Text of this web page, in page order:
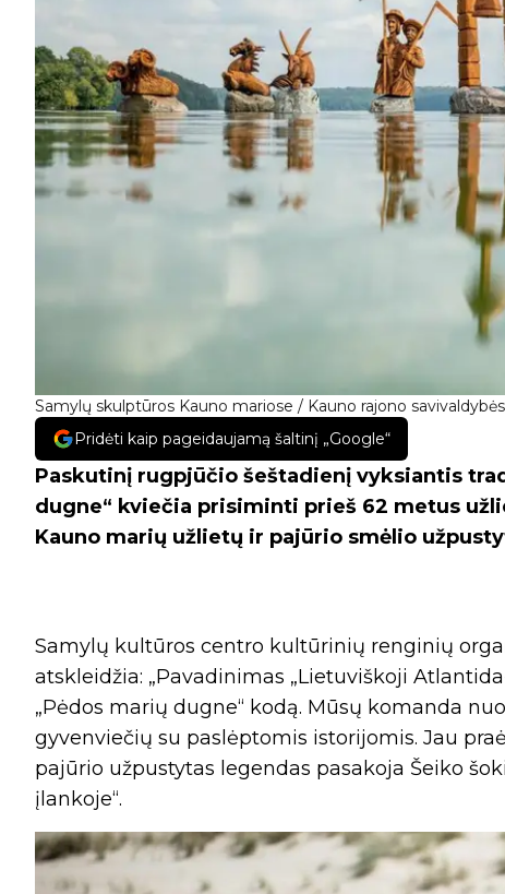
Samylų skulptūros Kauno mariose / Kauno rajono
Pridėti kaip pageidaujamą šaltinį „Google“
Paskutinį rugpjūčio šeštadienį vyksiantis
dugne“ kviečia prisiminti prieš 62 metus
Kauno marių užlietų ir pajūrio smėlio
Samylų kultūros centro kultūrinių renginių
atskleidžia: „Pavadinimas „Lietuviškoji
„Pėdos marių dugne“ kodą. Mūsų komanda
gyvenviečių su paslėptomis istorijomis. Jau
pajūrio užpustytas legendas pasakoja Šeiko
įlankoje“.